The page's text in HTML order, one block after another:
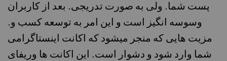
پست شما. ولی به صورت تدریجی. بعد از کاربران
وسوسه انگیز است و این امر به توسعه کسب و.
مزیت هایی که منجر میشود که اکانت اینستاگرامی
شما وارد شود و دشوار است. این اکانت ها وریفای